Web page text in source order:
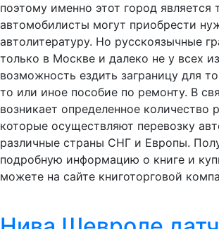
поэтому именно этот город является
автомобилисты могут приобрести
автолитературу. Но русскоязычные
только в Москве и далеко не у всех
возможность ездить заграницу для
то или иное пособие по ремонту. В
возникает определенное количество
которые осуществляют перевозку
различные страны СНГ и Европы.
подробную информацию о книге и
можете на сайте книготорговой